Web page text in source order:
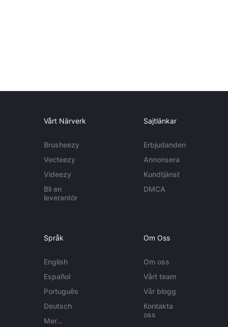
Vårt Närverk
Brusheezy
Vecteezy
Videezy
Bli en
leverantör
Sajtlänkar
Erbjudanden
Annonsera
Kundtjänst
DMCA
Språk
English
Español
Português
Deutsch
Mer...
Om Oss
Om oss
Vårt team
Vår blogg
Kontakta
oss